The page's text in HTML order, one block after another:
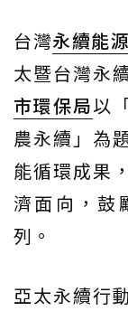
台灣永續能
太暨台灣永
市環保局以
農永續」為
能循環成果
濟面向，鼓
列。
亞太永續行